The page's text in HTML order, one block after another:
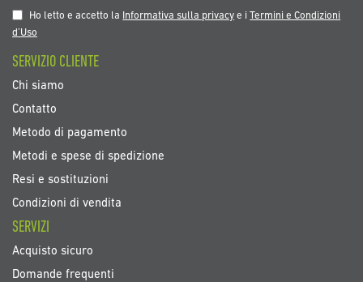
nostra
Newsletter:
Ho letto e accetto la Informativa sulla privacy e iTermini e Condizioni
d’Uso
SERVIZIO CLIENTE
Chi siamo
Contatto
Metodo di pagamento
Metodi e spese di spedizione
Resi e sostituzioni
Condizioni di vendita
SERVIZI
Acquisto sicuro
Domande frequenti